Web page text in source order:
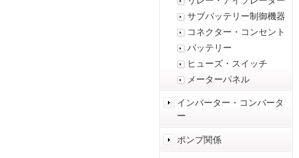
サブバッテリー制御機器
コネクター・コンセント
バッテリー
ヒューズ・スイッチ
メーターパネル
インバーター・コンバータ
ー
ポンプ関係